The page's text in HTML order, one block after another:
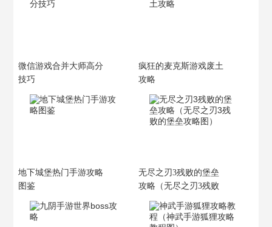
微信游戏合并大师高分
技巧
疯狂的麦克斯游戏废土
攻略
地下城堡热门手游攻略
图鉴
无尽之刃3残败的堡垒
攻略（无尽之刃3残败
的堡垒攻略图）